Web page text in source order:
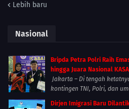
Lebih baru
Nasional
Bripda Petra Polri Raih
hingga Juara Nasional
Jakarta – Di tengah
kontingen TNI, Polri, dan
Dirjen Imigrasi Baru